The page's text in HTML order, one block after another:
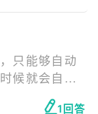
只能够自动
候就会自动
1回答